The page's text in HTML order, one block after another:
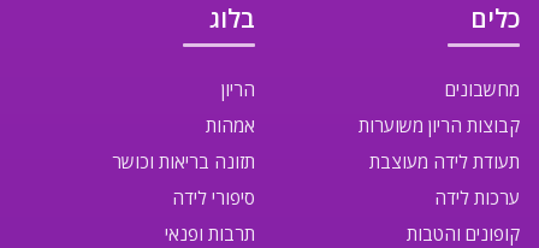
כלים
מחשבונים
קבוצות הריון משוערות
תעודת לידה מעוצבת
ערכות לידה
קופונים והטבות
בלוג
הריון
אמהות
תזונה בריאות וכושר
סיפורי לידה
תרבות ופנאי